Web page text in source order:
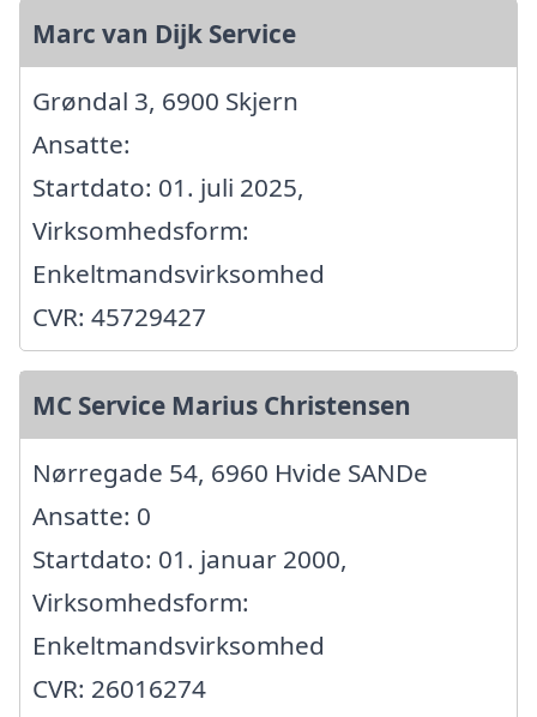
Marc van Dijk Service
Grøndal 3, 6900 Skjern
Ansatte:
Startdato: 01. juli 2025,
Virksomhedsform:
Enkeltmandsvirksomhed
CVR: 45729427
MC Service Marius Christensen
Nørregade 54, 6960 Hvide SANDe
Ansatte: 0
Startdato: 01. januar 2000,
Virksomhedsform:
Enkeltmandsvirksomhed
CVR: 26016274